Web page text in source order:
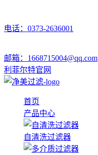
电话：0373-2636001
邮箱：1668715004@qq.com
利菲尔特官网
首页
产品中心
自清洗过滤器